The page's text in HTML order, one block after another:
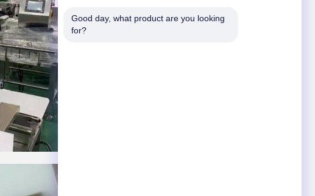
Good day, what product are you looking
for?